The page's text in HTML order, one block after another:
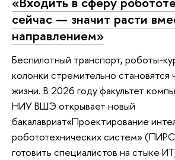
сейчас — значит расти
направлением»
Беспилотный транспорт, роботы-
колонки стремительно становятся
жизни. В 2026 году факультет
НИУ ВШЭ открывает новый
бакалавриат«Проектирование
робототехнических систем»
готовить специалистов на стыке